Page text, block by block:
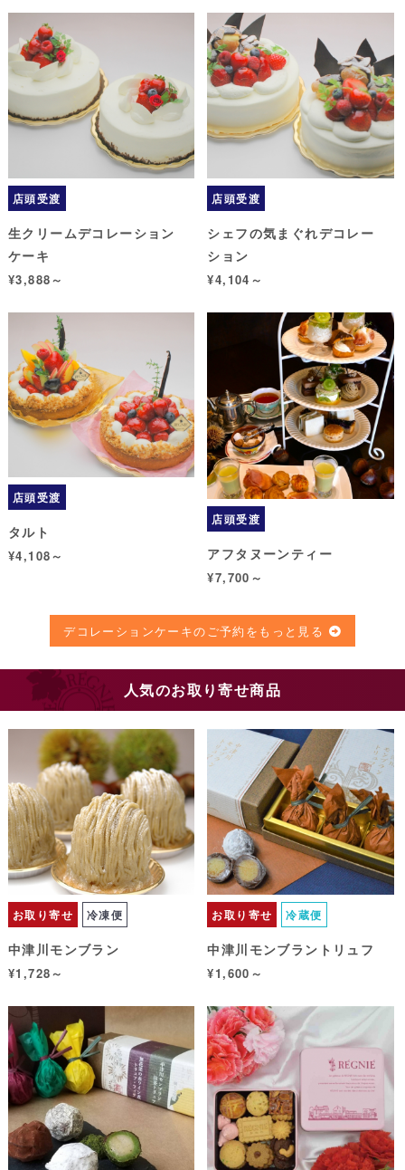
店頭受渡
生クリームデコレーション
ケーキ
¥3,888～
店頭受渡
シェフの気まぐれデコレー
ション
¥4,104～
店頭受渡
タルト
¥4,108～
店頭受渡
アフタヌーンティー
¥7,700～
デコレーションケーキのご予約をもっと見る
人気のお取り寄せ商品
お取り寄せ 冷凍便
中津川モンブラン
¥1,728～
お取り寄せ 冷蔵便
中津川モンブラントリュフ
¥1,600～